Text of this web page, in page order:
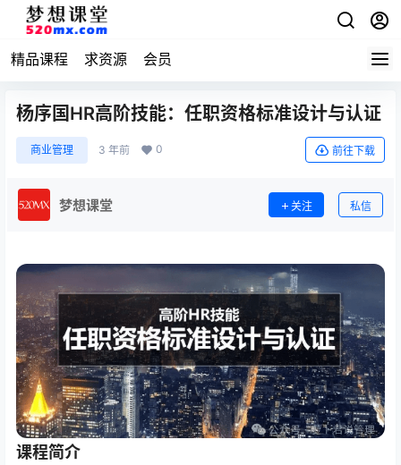
精品课程 求资源 会员
杨序国HR高阶技能：任职资格标准设计与认证
商业管理 3 年前 0 前往下载
梦想课堂 关注 私信
课程简介